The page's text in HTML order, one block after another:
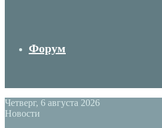
Форум
Четверг, 6 августа 2026
Новости